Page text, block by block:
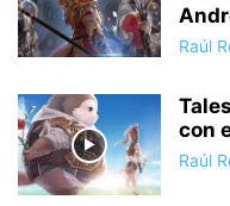
Raúl
con
Raúl